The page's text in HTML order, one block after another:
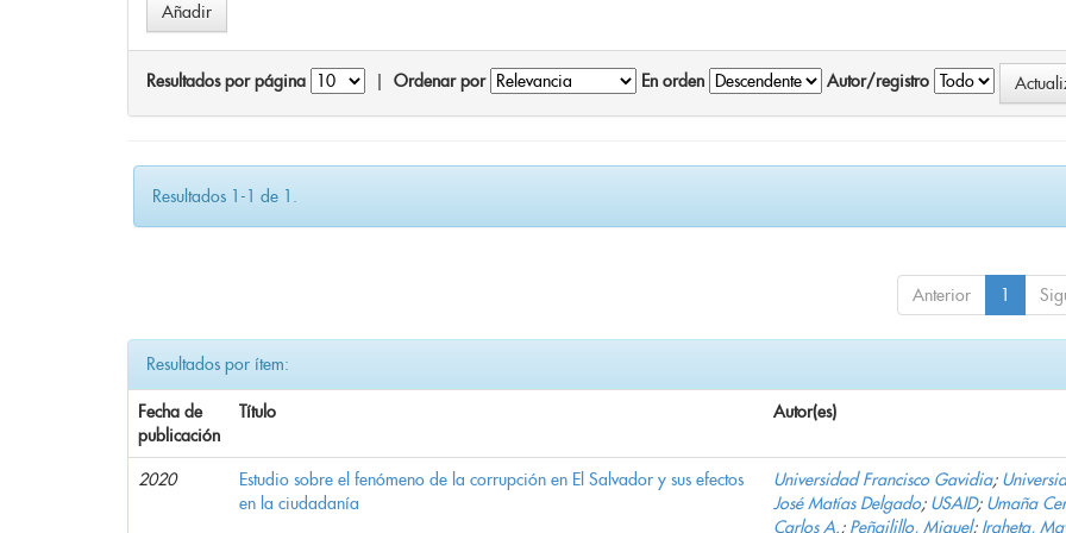
Resultados por página Ordenar por En orden Autor/registro
Resultados 1-1 de 1.
Anterior 1
Resultados por ítem:
Fecha de
publicación
Título Autor(es)
2020
Estudio sobre el fenómeno de la corrupción en El Salvador y sus efectos
en la ciudadanía
Universidad Francisco Gavidia;
José Matías Delgado; USAID; Umaña
Carlos A.; Peñailillo, Miguel; Iraheta,